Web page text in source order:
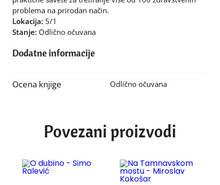
problema na prirodan način.
Lokacija: 5/1
Stanje: Odlično očuvana
Dodatne informacije
Ocena knjige Odlično očuvana
Povezani proizvodi